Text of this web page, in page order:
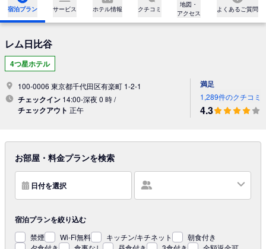
宿泊プラン サービス ホテル情報 クチコミ
地図・
アクセス
よくあるご質問
レム日比谷
4つ星ホテル
100-0006 東京都千代田区有楽町 1-2-1
チェックイン 14:00-深夜 0 時 /
チェックアウト 正午
満足
1,289件のクチコミ
4.3
お部屋・料金プランを検索
日付を選択
宿泊プランを絞り込む
禁煙 Wi-Fi無料 キッチン/キチネット
朝食付き